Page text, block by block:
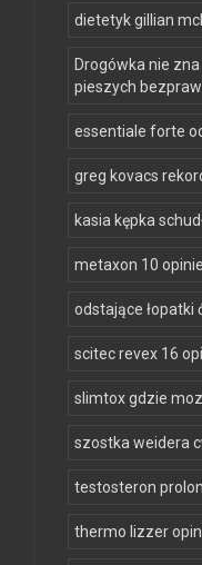
dietetyk gillian
Drogówka nie
pieszych
essentiale forte
greg kovacs
kasia kępka
metaxon 10 opinie
odstające łopatki
scitec revex 16
slimtox gdzie
szostka weidera
testosteron
thermo lizzer